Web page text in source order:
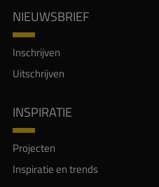
NIEUWSBRIEF
Inschrijven
Uitschrijven
INSPIRATIE
Projecten
Inspiratie en trends